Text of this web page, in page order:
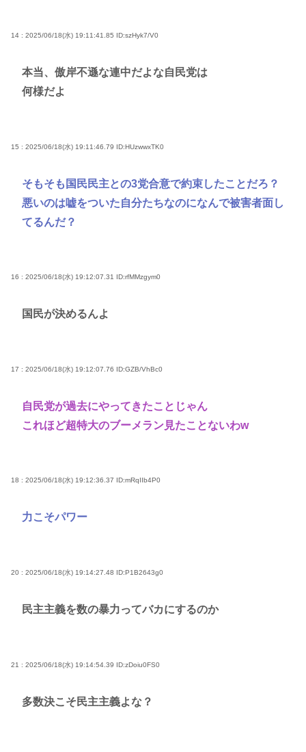
14 : 2025/06/18(水) 19:11:41.85 ID:szHyk7/V0
本当、傲岸不遜な連中だよな自民党は
何様だよ
15 : 2025/06/18(水) 19:11:46.79 ID:HUzwwxTK0
そもそも国民民主との3党合意で約束したことだろ？
悪いのは嘘をついた自分たちなのになんで被害者面し
てるんだ？
16 : 2025/06/18(水) 19:12:07.31 ID:rfMMzgym0
国民が決めるんよ
17 : 2025/06/18(水) 19:12:07.76 ID:GZB/VhBc0
自民党が過去にやってきたことじゃん
これほど超特大のブーメラン見たことないわw
18 : 2025/06/18(水) 19:12:36.37 ID:mRqIIb4P0
力こそパワー
20 : 2025/06/18(水) 19:14:27.48 ID:P1B2643g0
民主主義を数の暴力ってバカにするのか
21 : 2025/06/18(水) 19:14:54.39 ID:zDoiu0FS0
多数決こそ民主主義よな？